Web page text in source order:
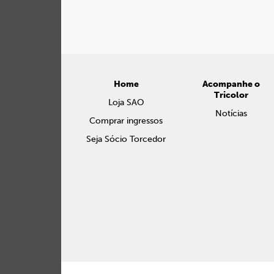
Home
Loja SAO
Comprar ingressos
Seja Sócio Torcedor
Acompanhe o
Tricolor
Notícias